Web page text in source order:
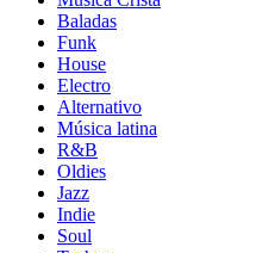
Baladas
Funk
House
Electro
Alternativo
Música latina
R&B
Oldies
Jazz
Indie
Soul